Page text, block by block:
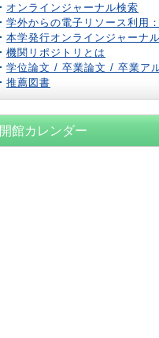
オンラインジャーナル検索
学外からの電子リソース利用
本学発行オンラインジャーナル
機関リポジトリとは
学位論文 / 卒業論文 / 卒業ア
推薦図書
開館カレンダー